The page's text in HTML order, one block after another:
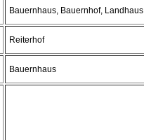
Bauernhaus, Bauernhof, Landhaus
Reiterhof
Bauernhaus